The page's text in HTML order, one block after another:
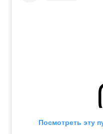
Посмотреть эту